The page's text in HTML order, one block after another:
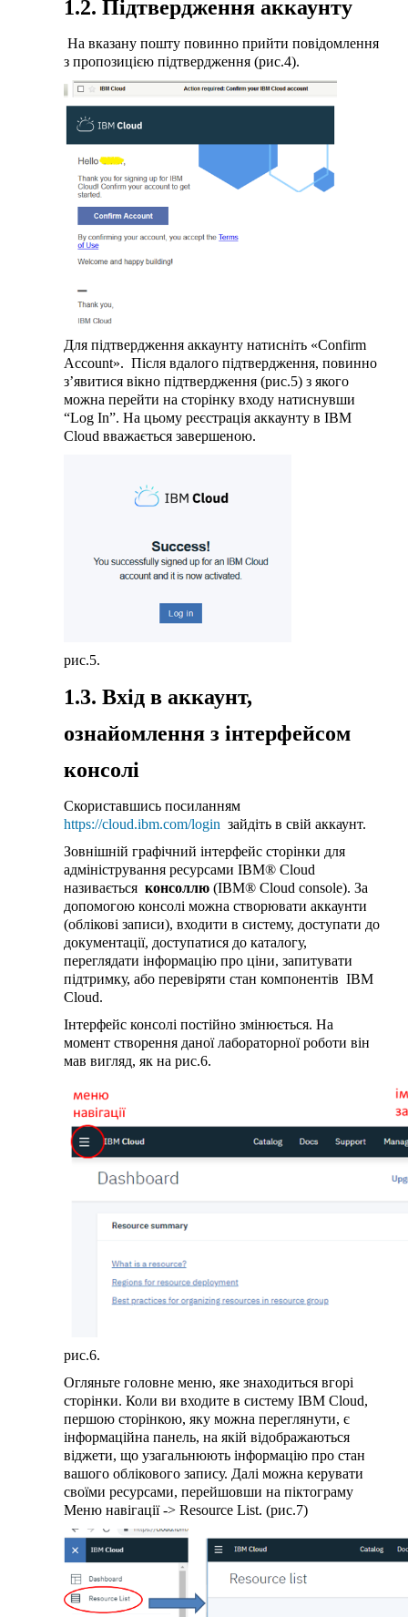
1.2. Підтвердження аккаунту
На вказану пошту повинно прийти повідомлення
з пропозицією підтвердження (рис.4).
Для підтвердження аккаунту натисніть «Confirm
Account». Після вдалого підтвердження, повинно
з’явитися вікно підтвердження (рис.5) з якого
можна перейти на сторінку входу натиснувши
“Log In”. На цьому реєстрація аккаунту в IBM
Cloud вважається завершеною.
рис.5.
1.3. Вхід в аккаунт,
ознайомлення з інтерфейсом
консолі
Скориставшись посиланням
https://cloud.ibm.com/login зайдіть в свій аккаунт.
Зовнішній графічний інтерфейс сторінки для
адміністрування ресурсами IBM® Cloud
називається консоллю (IBM® Cloud console). За
допомогою консолі можна створювати аккаунти
(облікові записи), входити в систему, доступати до
документації, доступатися до каталогу,
переглядати інформацію про ціни, запитувати
підтримку, або перевіряти стан компонентів IBM
Cloud.
Інтерфейс консолі постійно змінюється. На
момент створення даної лабораторної роботи він
мав вигляд, як на рис.6.
рис.6.
Огляньте головне меню, яке знаходиться вгорі
сторінки. Коли ви входите в систему IBM Cloud,
першою сторінкою, яку можна переглянути, є
інформаційна панель, на якій відображаються
віджети, що узагальнюють інформацію про стан
вашого облікового запису. Далі можна керувати
своїми ресурсами, перейшовши на піктограму
Меню навігації -> Resource List. (рис.7)